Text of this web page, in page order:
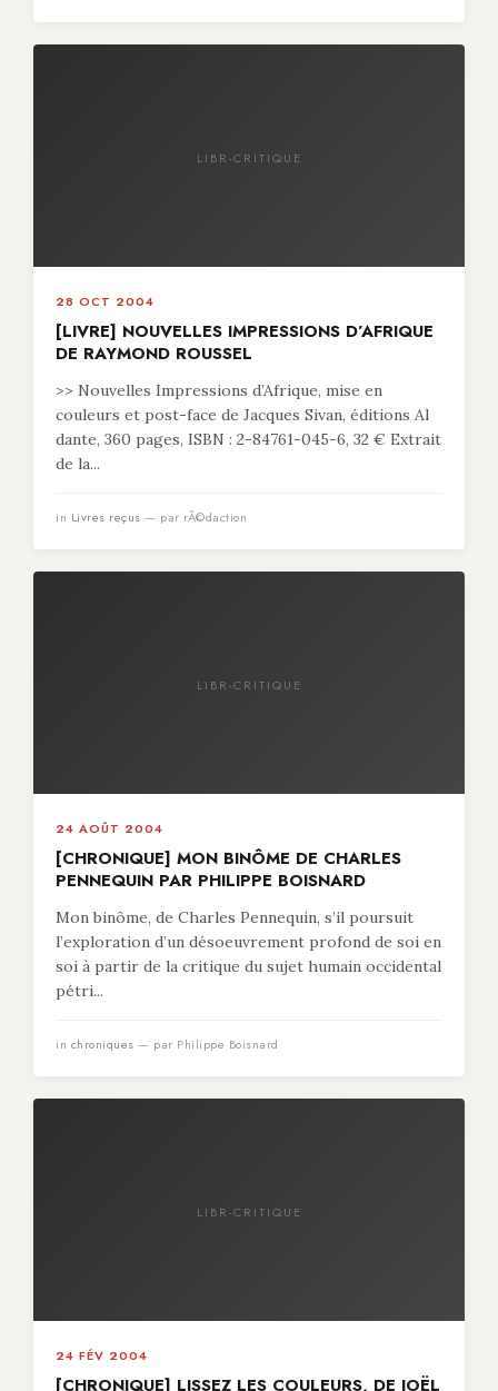
LIBR-CRITIQUE
28 OCT 2004
[LIVRE] NOUVELLES IMPRESSIONS D’AFRIQUE
DE RAYMOND ROUSSEL
>> Nouvelles Impressions d’Afrique, mise en
couleurs et post-face de Jacques Sivan, éditions Al
dante, 360 pages, ISBN : 2-84761-045-6, 32 € Extrait
de la...
in Livres reçus — par rÃ©daction
LIBR-CRITIQUE
24 AOÛT 2004
[CHRONIQUE] MON BINÔME DE CHARLES
PENNEQUIN PAR PHILIPPE BOISNARD
Mon binôme, de Charles Pennequin, s’il poursuit
l’exploration d’un désoeuvrement profond de soi en
soi à partir de la critique du sujet humain occidental
pétri...
in chroniques — par Philippe Boisnard
LIBR-CRITIQUE
24 FÉV 2004
[CHRONIQUE] LISSEZ LES COULEURS, DE JOËL